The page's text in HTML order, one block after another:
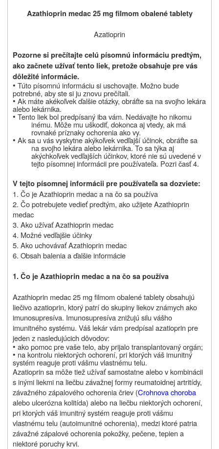
Azathioprin medac 25 mg filmom obalené tablety
Azatioprin
Pozorne si prečítajte celú písomnú informáciu predtým,
ako začnete užívať tento liek, pretože obsahuje pre vás
dôležité informácie.
• Túto písomnú informáciu si uschovajte. Možno bude
potrebné, aby ste si ju znovu prečítali.
• Ak máte akékoľvek ďalšie otázky, obráťte sa na svojho lekára
alebo lekárnika.
• Tento liek bol predpísaný iba vám. Nedávajte ho nikomu
inému. Môže mu uškodiť, dokonca aj vtedy, ak má
rovnaké príznaky ochorenia ako vy.
• Ak sa u vás vyskytne akýkoľvek vedľajší účinok, obráťte sa
na svojho lekára alebo lekárnika. To sa týka aj
akýchkoľvek vedľajších účinkov, ktoré nie sú uvedené v
tejto písomnej informácii pre používateľa. Pozri časť 4.
V tejto písomnej informácii pre používateľa sa dozviete:
1. Čo je Azathioprin medac a na čo sa používa
2. Čo potrebujete vedieť predtým, ako užijete Azathioprin
medac
3. Ako užívať Azathioprin medac
4. Možné vedľajšie účinky
5. Ako uchovávať Azathioprin medac
6. Obsah balenia a ďalšie informácie
1. Čo je Azathioprin medac a na čo sa používa
Azathioprin medac 25 mg filmom obalené tablety obsahujú
liečivo azatioprin, ktorý patrí do skupiny liekov známych ako
imunosupresíva. Imunosupresíva znižujú silu vášho
imunitného systému. Váš lekár vám predpísal azatioprin pre
jeden z nasledujúcich dôvodov:
• ako pomoc pre vaše telo, aby prijalo transplantovaný orgán;
• na kontrolu niektorých ochorení, pri ktorých váš imunitný
systém reaguje proti vášmu vlastnému telu.
Azatioprin sa môže tiež užívať samostatne alebo v kombinácii
s inými liekmi na liečbu závažnej formy reumatoidnej artritídy,
závažného zápalového ochorenia čriev (Crohnova choroba
alebo ulcerózna kolitída) alebo na liečbu niektorých ochorení,
pri ktorých váš imunitný systém reaguje proti vášmu
vlastnému telu (autoimunitné ochorenia), medzi ktoré patria
závažné zápalové ochorenia pokožky, pečene, tepien a
niektoré poruchy krvi.